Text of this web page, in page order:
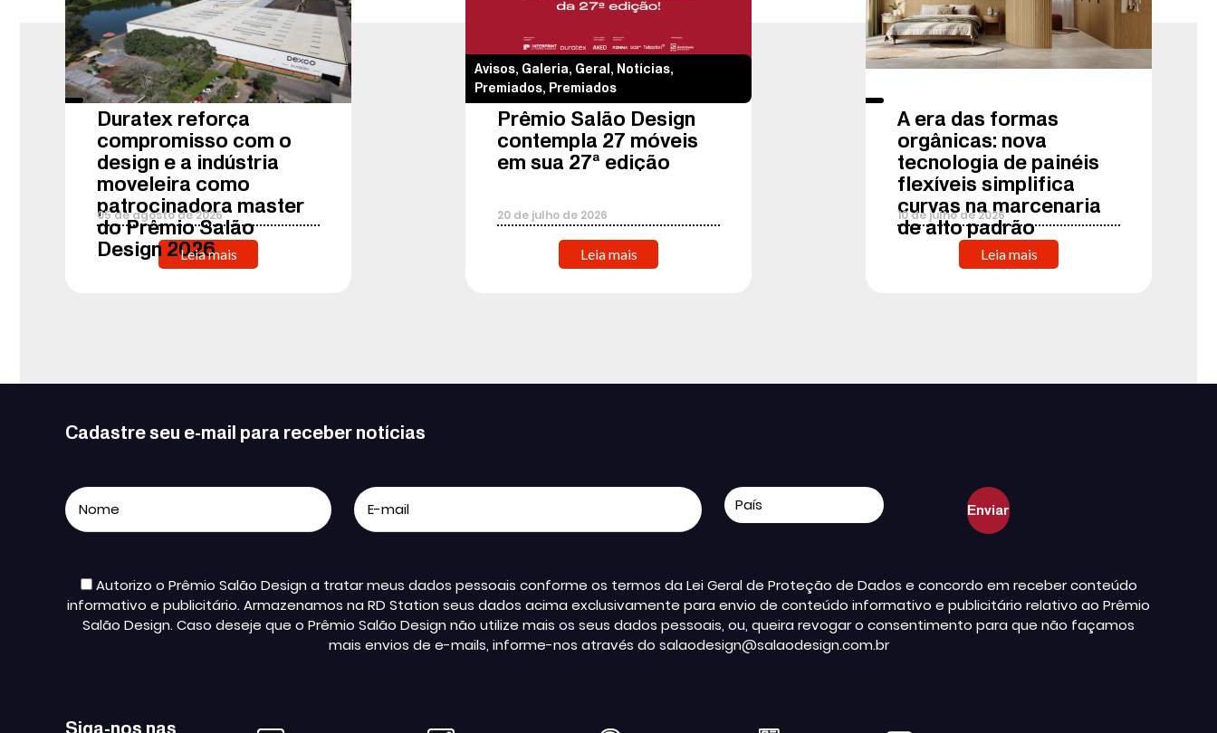
Duratex reforça
compromisso com o
design e a indústria
moveleira como
patrocinadora master
do Prêmio Salão
Design 2026
05deagostode2026
Leia mais
Avisos, Galeria, Geral , Notícias,
Premiados, Premiados
Prêmio Salão Design
contempla 27 móveis
em sua 27ª edição
20 de julho de 2026
Leia mais
A era das formas
orgânicas: nova
tecnologia de painéis
flexíveis simplifica
curvas na marcenaria
de alto padrão
10de julho de2026
Leia mais
Cadastre seu e-mail para receber notícias
Autorizo o Prêmio Salão Design a tratar meus dados pessoais conforme os termos da Lei Geral de Proteção de Dados e concordo em receber conteúdo
informativo e publicitário. Armazenamos na RD Station seus dados acima exclusivamente para envio de conteúdo informativo e publicitário relativo ao Prêmio
Salão Design. Caso deseje que o Prêmio Salão Design não utilize mais os seus dados pessoais, ou, queira revogar o consentimento para que não façamos
mais envios de e-mails, informe-nos através do salaodesign@salaodesign.com.br
Siga-nos nas